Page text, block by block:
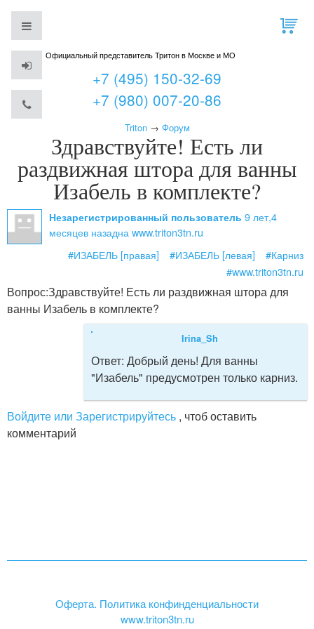
Официальный представитель Тритон в Москве и МО
+7 (495) 150-32-69
+7 (980) 007-20-86
Triton→ Форум
Здравствуйте! Есть ли
раздвижная штора для ванны
Изабель в комплекте?
Незарегистрированный пользователь 9 лет,4
месяцев назадна www.triton3tn.ru
#ИЗАБЕЛЬ [правая]
#ИЗАБЕЛЬ [левая]
#Карниз
#www.triton3tn.ru
Вопрос:Здравствуйте! Есть ли раздвижная штора для
ванны Изабель в комплекте?
Irina_Sh
Ответ: Добрый день! Для ванны
"Изабель" предусмотрен только карниз.
Войдите или Зарегистрируйтесь , чтоб оставить
комментарий
Оферта. Политика конфинденциальности
www.triton3tn.ru